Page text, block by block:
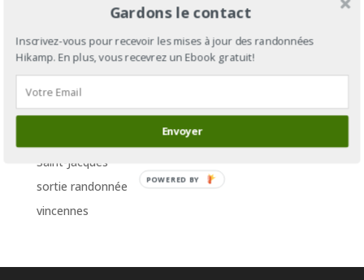
nouvelle fiche randonnée
Paris
pèlerinage
Rambouillet
randonnée
Saint-Jacques
sortie randonnée
vincennes
Gardons le contact
Inscrivez-vous pour recevoir les mises à jour des randonnées
Hikamp. En plus, vous recevrez un Ebook gratuit!
Envoyer
POWERED BY